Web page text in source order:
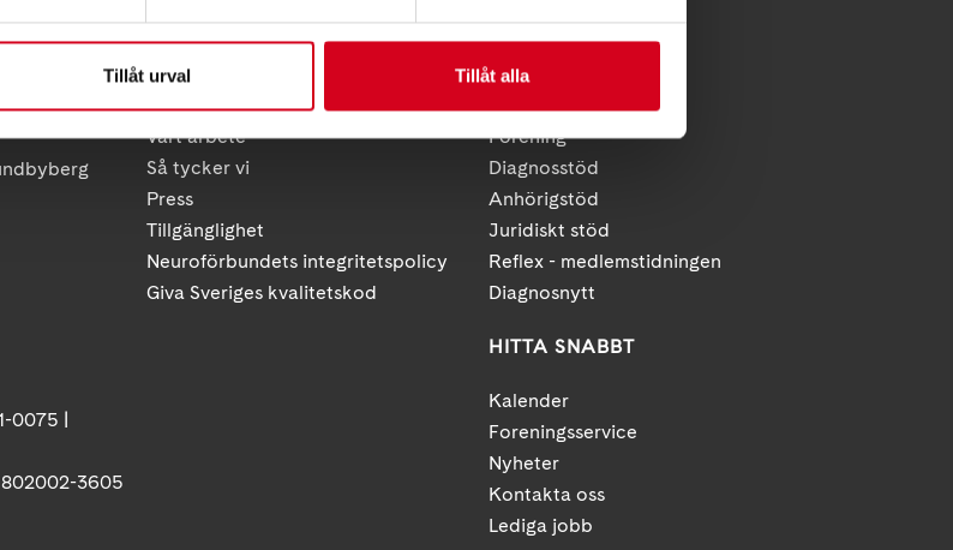
Tillåt urval Tillåt alla
0075 |
3605
FÖRDJUPNING
Vårt arbete
Så tycker vi
Press
Tillgänglighet
Neuroförbundets integritetspolicy
Giva Sveriges kvalitetskod
FÖR MEDLEMMAR
Förening
Diagnosstöd
Anhörigstöd
Juridiskt stöd
Reflex - medlemstidningen
Diagnosnytt
HITTA SNABBT
Kalender
Foreningsservice
Nyheter
Kontakta oss
Lediga jobb